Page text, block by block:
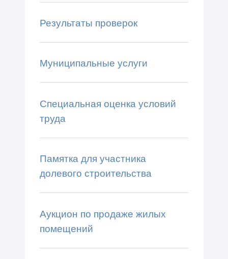
Результаты проверок
Муниципальные услуги
Специальная оценка условий
труда
Памятка для участника
долевого строительства
Аукцион по продаже жилых
помещений